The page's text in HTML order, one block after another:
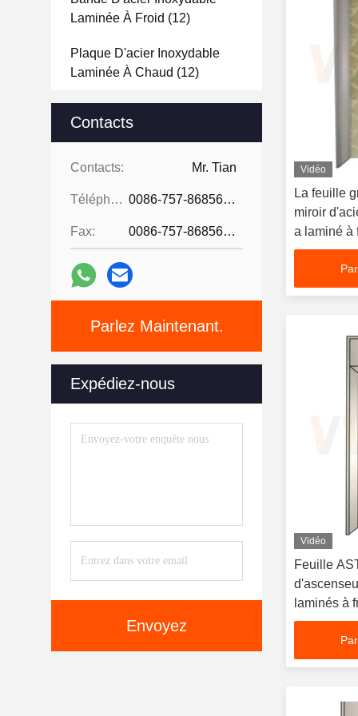
Laminée À Froid (12)
Plaque D'acier Inoxydable
Laminée À Chaud (12)
Feuille De L'acier Inoxydable
2B(144)
Feuille D'acier Inoxydable De
D'ascenseur(12)
Stainless Steel Decorative
Wire Mesh
Feuille Perforée D'acier
Contacts
Contacts: Mr. Tian
Téléphone: 0086-757-86856916
Fax: 0086-757-86856916
Parlez Maintenant.
Expédiez-nous
Envoyez
Vidéo
La feuille
miroir
a laminé à
Vidéo
Feuille
laminés à